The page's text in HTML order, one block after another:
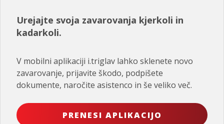
Urejajte svoja zavarovanja kjerkoli in
kadarkoli.
V mobilni aplikaciji i.triglav lahko sklenete novo
zavarovanje, prijavite škodo, podpišete
dokumente, naročite asistenco in še veliko več.
PRENESI APLIKACIJO